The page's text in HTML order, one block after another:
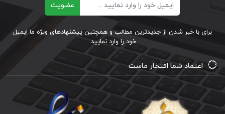
عضویت
برای با خبر شدن از جدیدترین مطالب و همچنین پیشنهادهای ویژه ما ایمیل
خود را وارد نمایید.
اعتماد شما افتخار ماست